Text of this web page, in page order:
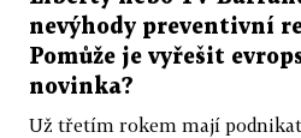
nevýhody preventivní
Pomůže je vyřešit
novinka?
Už třetím rokem mají